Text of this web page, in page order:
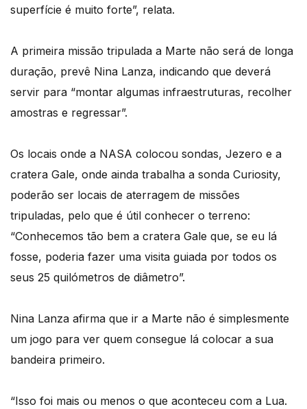
superfície é muito forte”, relata.
A primeira missão tripulada a Marte não será de longa
duração, prevê Nina Lanza, indicando que deverá
servir para “montar algumas infraestruturas, recolher
amostras e regressar”.
Os locais onde a NASA colocou sondas, Jezero e a
cratera Gale, onde ainda trabalha a sonda Curiosity,
poderão ser locais de aterragem de missões
tripuladas, pelo que é útil conhecer o terreno:
“Conhecemos tão bem a cratera Gale que, se eu lá
fosse, poderia fazer uma visita guiada por todos os
seus 25 quilómetros de diâmetro”.
Nina Lanza afirma que ir a Marte não é simplesmente
um jogo para ver quem consegue lá colocar a sua
bandeira primeiro.
“Isso foi mais ou menos o que aconteceu com a Lua.